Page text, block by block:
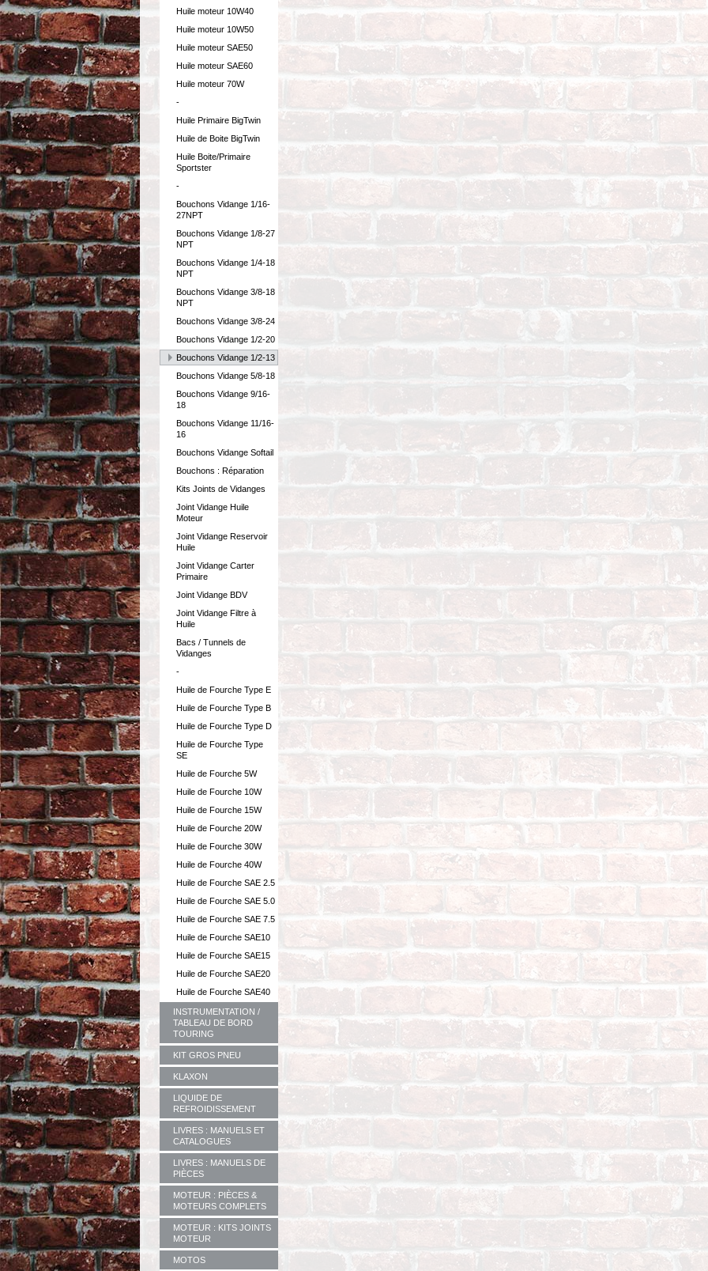
Huile moteur 10W40
Huile moteur 10W50
Huile moteur SAE50
Huile moteur SAE60
Huile moteur 70W
-
Huile Primaire BigTwin
Huile de Boite BigTwin
Huile Boite/Primaire
Sportster
-
Bouchons Vidange 1/16-
27NPT
Bouchons Vidange 1/8-27
NPT
Bouchons Vidange 1/4-18
NPT
Bouchons Vidange 3/8-18
NPT
Bouchons Vidange 3/8-24
Bouchons Vidange 1/2-20
Bouchons Vidange 1/2-13
Bouchons Vidange 5/8-18
Bouchons Vidange 9/16-
18
Bouchons Vidange 11/16-
16
Bouchons Vidange Softail
Bouchons : Réparation
Kits Joints de Vidanges
Joint Vidange Huile
Moteur
Joint Vidange Reservoir
Huile
Joint Vidange Carter
Primaire
Joint Vidange BDV
Joint Vidange Filtre à
Huile
Bacs / Tunnels de
Vidanges
-
Huile de Fourche Type E
Huile de Fourche Type B
Huile de Fourche Type D
Huile de Fourche Type
SE
Huile de Fourche 5W
Huile de Fourche 10W
Huile de Fourche 15W
Huile de Fourche 20W
Huile de Fourche 30W
Huile de Fourche 40W
Huile de Fourche SAE 2.5
Huile de Fourche SAE 5.0
Huile de Fourche SAE 7.5
Huile de Fourche SAE10
Huile de Fourche SAE15
Huile de Fourche SAE20
Huile de Fourche SAE40
INSTRUMENTATION /
TABLEAU DE BORD
TOURING
KIT GROS PNEU
KLAXON
LIQUIDE DE
REFROIDISSEMENT
LIVRES : MANUELS ET
CATALOGUES
LIVRES : MANUELS DE
PIÈCES
MOTEUR : PIÈCES &
MOTEURS COMPLETS
MOTEUR : KITS JOINTS
MOTEUR
MOTOS